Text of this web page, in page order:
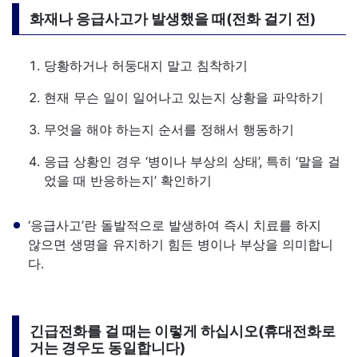
화재나 응급사고가 발생했을 때(전화 걸기 전)
당황하거나 허둥대지 말고 침착하기
현재 무슨 일이 일어나고 있는지 상황을 파악하기
무엇을 해야 하는지 순서를 정해서 행동하기
응급 상황인 경우 ‘병이나 부상의 상태’, 특히 ‘말을 걸
었을 때 반응하는지’ 확인하기
‘응급사고’란 돌발적으로 발생하여 즉시 치료를 하지
않으면 생명을 유지하기 힘든 병이나 부상을 의미합니
다.
긴급전화를 걸 때는 이렇게 하십시오(휴대전화로
거는 경우도 동일합니다)